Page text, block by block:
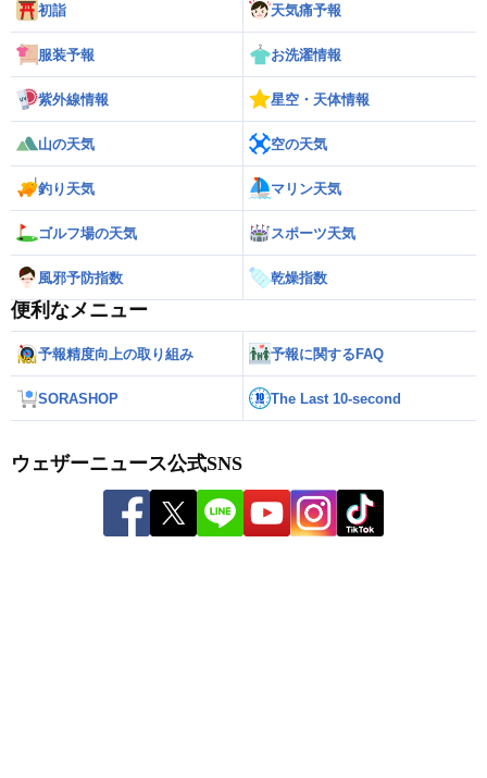
初詣 天気痛予報
服装予報 お洗濯情報
紫外線情報 星空・天体情報
山の天気 空の天気
釣り天気 マリン天気
ゴルフ場の天気 スポーツ天気
風邪予防指数 乾燥指数
便利なメニュー
予報精度向上の取り組み 予報に関するFAQ
SORASHOP The Last 10-second
ウェザーニュース公式SNS